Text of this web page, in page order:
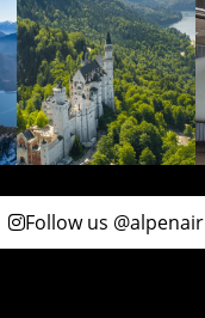
Follow us @alpenair